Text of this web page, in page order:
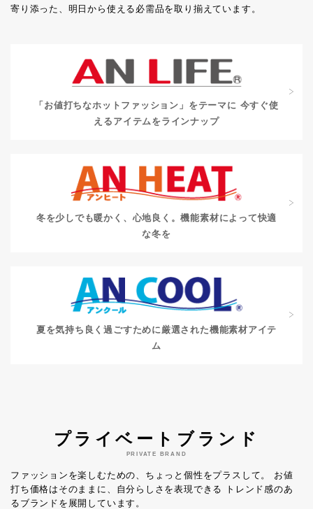
寄り添った、明日から使える必需品を取り揃えています。
「お値打ちなホットファッション」をテーマに 今すぐ使
えるアイテムをラインナップ
冬を少しでも暖かく、心地良く。機能素材によって快適
な冬を
夏を気持ち良く過ごすために 厳選された機能素材アイテ
ム
プライベートブランド
PRIVATE BRAND
ファッションを楽しむための、ちょっと個性をプラスして。
お値
打ち価格はそのままに、自分らしさを表現できる
トレンド感のあ
るブランドを展開しています。